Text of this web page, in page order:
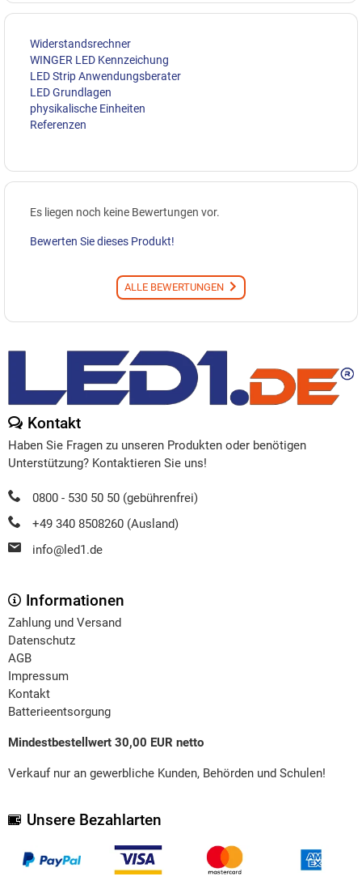
Widerstandsrechner
WINGER LED Kennzeichung
LED Strip Anwendungsberater
LED Grundlagen
physikalische Einheiten
Referenzen
Es liegen noch keine Bewertungen vor.
Bewerten Sie dieses Produkt!
ALLE BEWERTUNGEN
Kontakt
Haben Sie Fragen zu unseren Produkten oder benötigen
Unterstützung? Kontaktieren Sie uns!
0800 - 530 50 50 (gebührenfrei)
+49 340 8508260 (Ausland)
info@led1.de
Informationen
Zahlung und Versand
Datenschutz
AGB
Impressum
Kontakt
Batterieentsorgung
Mindestbestellwert 30,00 EUR netto
Verkauf nur an gewerbliche Kunden, Behörden und Schulen!
Unsere Bezahlarten